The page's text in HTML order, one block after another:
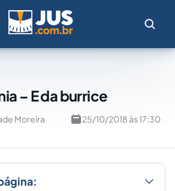
– E da burrice
Moreira 25/10/2018 às 17:30